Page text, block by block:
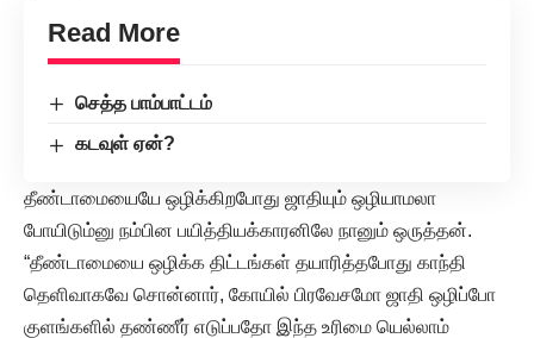
Read More
செத்த பாம்பாட்டம்
கடவுள் ஏன்?
தீண்டாமையையே ஒழிக்கிறபோது ஜாதியும் ஒழியாமலா
போயிடும்னு நம்பின பயித்தியக்காரனிலே நானும் ஒருத்தன்.
“தீண்டாமையை ஒழிக்க திட்டங்கள் தயாரித்தபோது காந்தி
தெளிவாகவே சொன்னார், கோயில் பிரவேசமோ ஜாதி ஒழிப்போ
குளங்களில் தண்ணீர் எடுப்பதோ இந்த உரிமை யெல்லாம்